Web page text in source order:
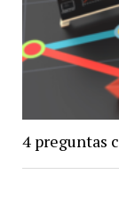
4 preguntas